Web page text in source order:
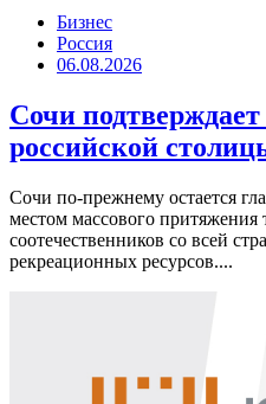
Бизнес
Россия
06.08.2026
Сочи
российской
Сочи по-прежнему остается
местом массового притяжения
соотечественников со всей
рекреационных ресурсов....